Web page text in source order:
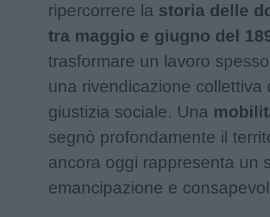
ripercorrere la storia delle
tra maggio e giugno del
trasformare un lavoro
una rivendicazione collettiva
giustizia sociale. Una
segnò profondamente il
ancora oggi rappresenta un
emancipazione e